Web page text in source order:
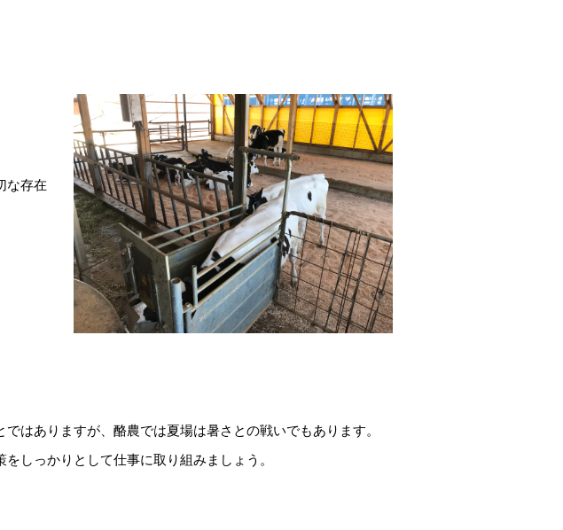
な存在
はありますが、酪農では夏場は暑さとの戦いでもあります。
しっかりとして仕事に取り組みましょう。